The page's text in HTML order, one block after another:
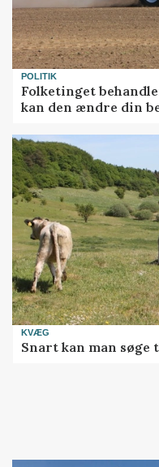
POLITIK
Folketinget
kan den ændre din
KVÆG
Snart kan man